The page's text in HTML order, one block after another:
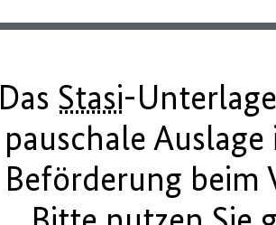
Das Stasi-
pauschale
Beförderung beim